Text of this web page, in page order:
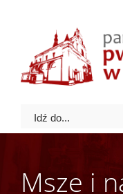
Idź do...
Msze i